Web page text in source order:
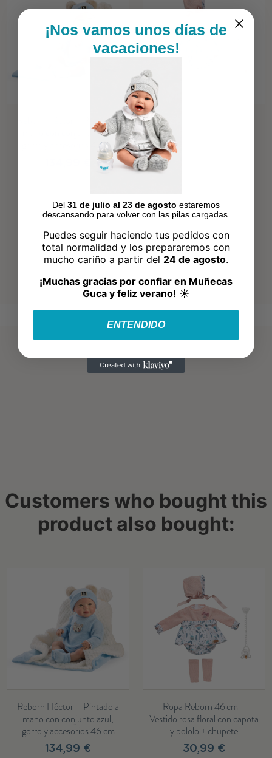
Reborn Héctor – Pintado a
mano con conjunto azul,
gorro y accesorios 46 cm
Customers who bought this
product also bought:
Reborn Héctor – Pintado a
mano con conjunto azul,
gorro y accesorios 46 cm
134,99 €
Ropa Reborn 46 cm –
Vestido rosa floral con capota
y pololo + chupete
30,99 €
¡Nos vamos unos días de
vacaciones!
Del 31 de julio al 23 de agosto estaremos
descansando para volver con las pilas cargadas.
Puedes seguir haciendo tus pedidos con
total normalidad y los prepararemos con
mucho cariño a partir del 24 de agosto.
¡Muchas gracias por confiar en Muñecas
Guca y feliz verano! ☀️
ENTENDIDO